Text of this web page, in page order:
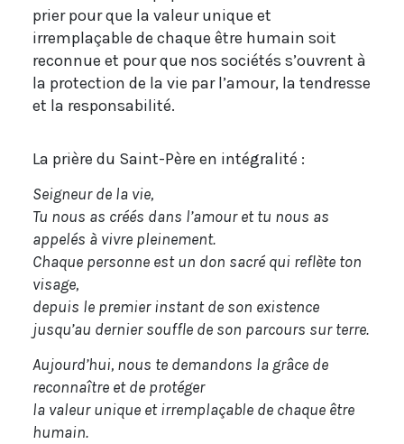
prier pour que la valeur unique et
irremplaçable de chaque être humain soit
reconnue et pour que nos sociétés s’ouvrent à
la protection de la vie par l’amour, la tendresse
et la responsabilité.
La prière du Saint-Père en intégralité :
Seigneur de la vie,
Tu nous as créés dans l’amour et tu nous as
appelés à vivre pleinement.
Chaque personne est un don sacré qui reflète ton
visage,
depuis le premier instant de son existence
jusqu’au dernier souffle de son parcours sur terre.
Aujourd’hui, nous te demandons la grâce de
reconnaître et de protéger
la valeur unique et irremplaçable de chaque être
humain.